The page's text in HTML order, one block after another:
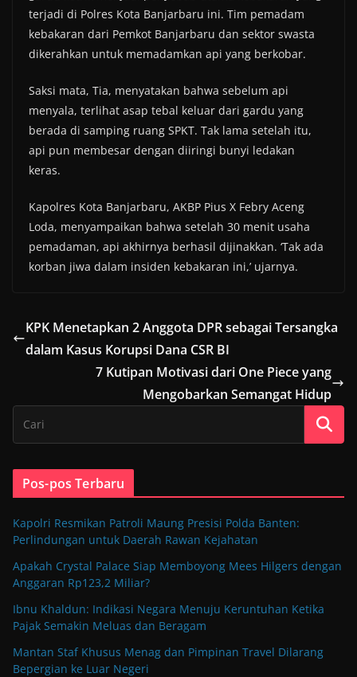
terjadi di Polres Kota Banjarbaru ini. Tim pemadam
kebakaran dari Pemkot Banjarbaru dan sektor swasta
dikerahkan untuk memadamkan api yang berkobar.
Saksi mata, Tia, menyatakan bahwa sebelum api
menyala, terlihat asap tebal keluar dari gardu yang
berada di samping ruang SPKT. Tak lama setelah itu,
api pun membesar dengan diiringi bunyi ledakan
keras.
Kapolres Kota Banjarbaru, AKBP Pius X Febry Aceng
Loda, menyampaikan bahwa setelah 30 menit usaha
pemadaman, api akhirnya berhasil dijinakkan. ‘Tak ada
korban jiwa dalam insiden kebakaran ini,’ ujarnya.
KPK Menetapkan 2 Anggota DPR sebagai Tersangka
dalam Kasus Korupsi Dana CSR BI
7 Kutipan Motivasi dari One Piece yang
Mengobarkan Semangat Hidup
Pos-pos Terbaru
Kapolri Resmikan Patroli Maung Presisi Polda Banten:
Perlindungan untuk Daerah Rawan Kejahatan
Apakah Crystal Palace Siap Memboyong Mees Hilgers dengan
Anggaran Rp123,2 Miliar?
Ibnu Khaldun: Indikasi Negara Menuju Keruntuhan Ketika
Pajak Semakin Meluas dan Beragam
Mantan Staf Khusus Menag dan Pimpinan Travel Dilarang
Bepergian ke Luar Negeri